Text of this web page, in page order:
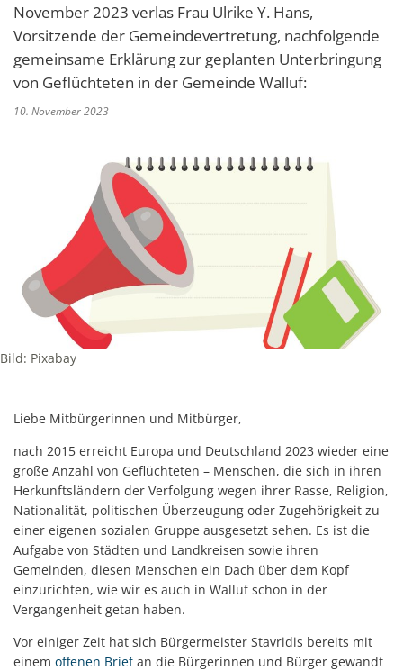
November 2023 verlas Frau Ulrike Y. Hans,
Vorsitzende der Gemeindevertretung, nachfolgende
gemeinsame Erklärung zur geplanten Unterbringung
von Geflüchteten in der Gemeinde Walluf:
10. November 2023
Bild: Pixabay
Liebe Mitbürgerinnen und Mitbürger,
nach 2015 erreicht Europa und Deutschland 2023 wieder eine
große Anzahl von Geflüchteten – Menschen, die sich in ihren
Herkunftsländern der Verfolgung wegen ihrer Rasse, Religion,
Nationalität, politischen Überzeugung oder Zugehörigkeit zu
einer eigenen sozialen Gruppe ausgesetzt sehen. Es ist die
Aufgabe von Städten und Landkreisen sowie ihren
Gemeinden, diesen Menschen ein Dach über dem Kopf
einzurichten, wie wir es auch in Walluf schon in der
Vergangenheit getan haben.
Vor einiger Zeit hat sich Bürgermeister Stavridis bereits mit
einem offenen Briefan die Bürgerinnen und Bürger gewandt